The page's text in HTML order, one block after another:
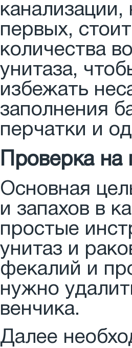
первых,
количества
унитаза,
избежать
заполнения
перчатки и
Проверка
Основная
и запахов в
простые
унитаз и
фекалий и
нужно
венчика.
Далее